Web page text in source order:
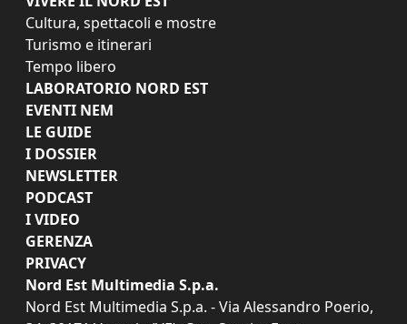
Cultura, spettacoli e mostre
Turismo e itinerari
Tempo libero
LABORATORIO NORD EST
EVENTI NEM
LE GUIDE
I DOSSIER
NEWSLETTER
PODCAST
I VIDEO
GERENZA
PRIVACY
Nord Est Multimedia S.p.a.
Nord Est Multimedia S.p.a. - Via Alessandro Poerio,